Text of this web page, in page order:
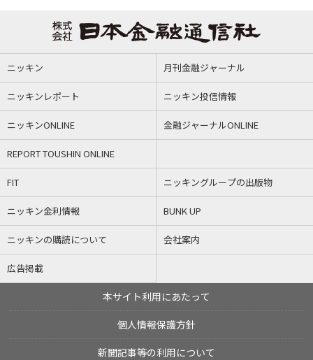
ニッキン 月刊金融ジャーナル
ニッキンレポート ニッキン投信情報
ニッキンONLINE 金融ジャーナルONLINE
REPORT TOUSHIN ONLINE
FIT ニッキングループの出版物
ニッキン金利情報 BUNK UP
ニッキンの購読について 会社案内
広告掲載
本サイト利用にあたって
個人情報保護方針
新聞記事等の利用について